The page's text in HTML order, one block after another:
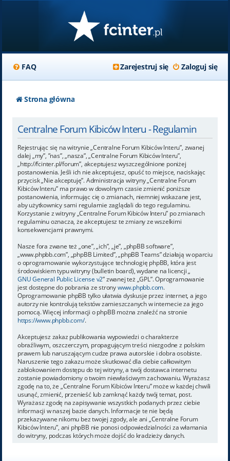
FAQ Zaloguj się
Zarejestruj się
Strona główna
Centralne Forum Kibiców Interu - Regulamin
Rejestrując się na witrynie „Centralne Forum Kibiców Interu”, zwanej
dalej „my”, ”nas”, „nasza”, „Centralne Forum Kibiców Interu”,
„http://fcinter.pl/forum”, akceptujesz wyszczególnione poniżej
postanowienia. Jeśli ich nie akceptujesz, opuść to miejsce, naciskając
przycisk „Nie akceptuję”. Administracja witryny „Centralne Forum
Kibiców Interu” ma prawo w dowolnym czasie zmienić poniższe
postanowienia, informując cię o zmianach, niemniej wskazane jest,
aby użytkownicy sami regularnie zaglądali do tego regulaminu.
Korzystanie z witryny „Centralne Forum Kibiców Interu” po zmianach
regulaminu oznacza, że akceptujesz te zmiany ze wszelkimi
konsekwencjami prawnymi.
Nasze fora zwane też „one”, „ich”, „je”, „phpBB software”,
„www.phpbb.com”, „phpBB Limited”, „phpBB Teams” działają w oparciu
o oprogramowanie wykorzystujące technologię phpBB, która jest
środowiskiem typu witryny (bulletin board), wydane na licencji „
GNU General Public License v2” zwanej też „GPL”. Oprogramowanie
jest dostępne do pobrania ze stronywww.phpbb.com.
Oprogramowanie phpBB tylko ułatwia dyskusje przez internet, a jego
autorzy nie kontrolują tekstów zamieszczanych w internecie za jego
pomocą. Więcej informacji o phpBB można znaleźć na stronie
https://www.phpbb.com/.
Akceptujesz zakaz publikowania wypowiedzi o charakterze
obraźliwym, oszczerczym, propagującym treści niezgodne z polskim
prawem lub naruszającym cudze prawa autorskie i dobra osobiste.
Naruszenie tego zakazu może skutkować dla ciebie całkowitym
zablokowaniem dostępu do tej witryny, a twój dostawca internetu
zostanie powiadomiony o twoim niewłaściwym zachowaniu. Wyrażasz
zgodę na to, że „Centralne Forum Kibiców Interu” może w każdej chwili
usunąć, zmienić, przenieść lub zamknąć każdy twój temat, post.
Wyrażasz zgodę na zapisywanie wszystkich podanych przez ciebie
informacji w naszej bazie danych. Informacje te nie będą
przekazywane nikomu bez twojej zgody, ale ani „Centralne Forum
Kibiców Interu”, ani phpBB nie ponosi odpowiedzialności za włamania
do witryny, podczas których może dojść do kradzieży danych.